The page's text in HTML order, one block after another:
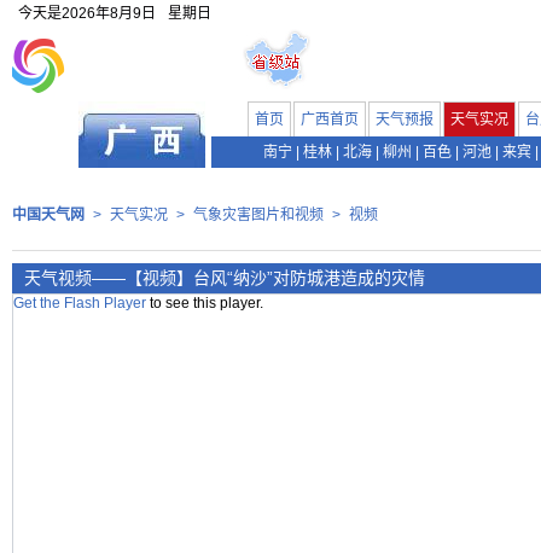
今天是2026年8月9日 星期日
首页 广西首页 天气预报 天气实况
南宁
桂林 北海 柳州 百色 河池 来宾
中国天气网 > 天气实况 > 气象灾害图片和视频 > 视频
天气视频——【视频】台风“纳沙”对防城港造成的灾情
Get the Flash Player to see this player.